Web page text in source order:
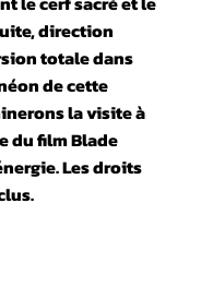
direction
totale dans
de cette
la visite à
du film Blade
Les droits